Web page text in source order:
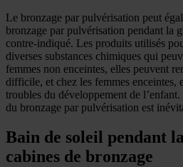
Le bronzage par pulvérisation peut
bronzage par pulvérisation pendant la
contre-indiqué. Les produits utilisés
diverses substances chimiques qui
femmes non enceintes, elles peuvent
difficile, et chez les femmes enceintes,
troubles du développement de
du bronzage par pulvérisation est
Bain de soleil pendant
cabines de bronzage